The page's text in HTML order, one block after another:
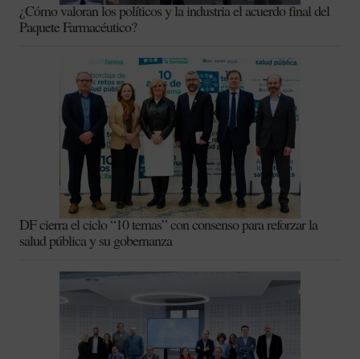
¿Cómo valoran los políticos y la industria el acuerdo final del
Paquete Farmacéutico?
DF cierra el ciclo “10 temas” con consenso para reforzar la
salud pública y su gobernanza